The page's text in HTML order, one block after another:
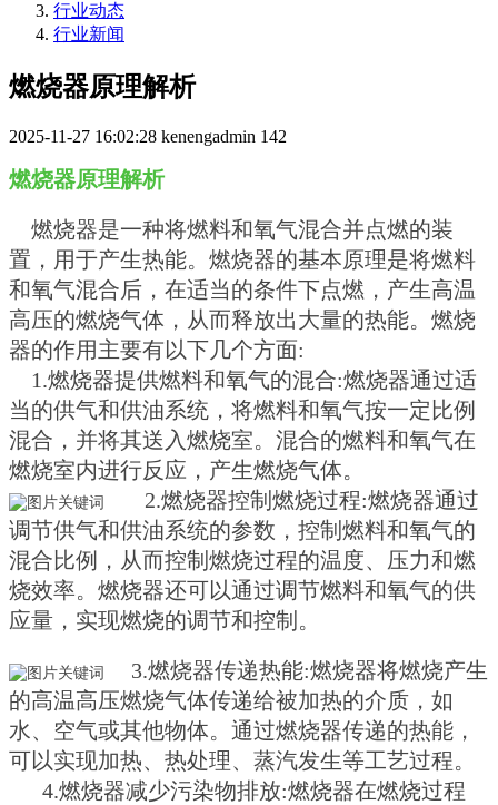
行业动态
行业新闻
燃烧器原理解析
2025-11-27 16:02:28 kenengadmin 142
燃烧器原理解析
燃烧器是一种将燃料和氧气混合并点燃的装
置，用于产生热能。燃烧器的基本原理是将燃料
和氧气混合后，在适当的条件下点燃，产生高温
高压的燃烧气体，从而释放出大量的热能。燃烧
器的作用主要有以下几个方面:
1.燃烧器提供燃料和氧气的混合:燃烧器通过适
当的供气和供油系统，将燃料和氧气按一定比例
混合，并将其送入燃烧室。混合的燃料和氧气在
燃烧室内进行反应，产生燃烧气体。
2.燃烧器控制燃烧过程:燃烧器通过
调节供气和供油系统的参数，控制燃料和氧气的
混合比例，从而控制燃烧过程的温度、压力和燃
烧效率。燃烧器还可以通过调节燃料和氧气的供
应量，实现燃烧的调节和控制。
3.燃烧器传递热能:燃烧器将燃烧产生
的高温高压燃烧气体传递给被加热的介质，如
水、空气或其他物体。通过燃烧器传递的热能，
可以实现加热、热处理、蒸汽发生等工艺过程。
4.燃烧器减少污染物排放:燃烧器在燃烧过程